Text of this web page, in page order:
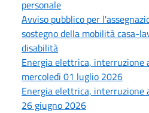
personale
Avviso pubblico per
sostegno della mobilità casa-
disabilità
Energia elettrica, interruzione
mercoledì 01 luglio 2026
Energia elettrica, interruzione
26 giugno 2026